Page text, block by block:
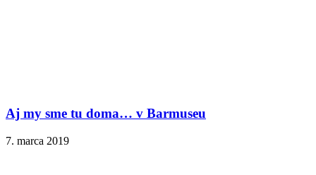
Aj my sme tu doma… v Barmuseu
7. marca 2019